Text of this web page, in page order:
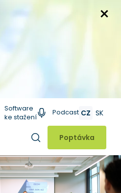
Software
ke stažení
Podcast CZ SK
Hledat
Poptávka